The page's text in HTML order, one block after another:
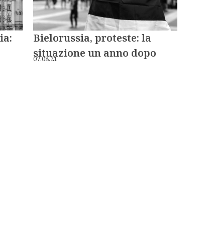
Bielorussia, proteste: la
situazione un anno dopo
07.08.21